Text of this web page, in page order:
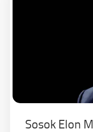
Sosok Elon